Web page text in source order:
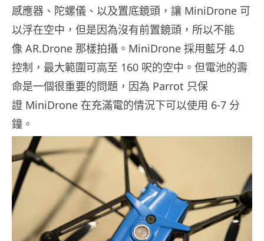
感應器、陀螺儀、以及置底鏡頭，讓 MiniDrone 可
以浮在空中，但是因為沒有前置鏡頭，所以不能
像 AR.Drone 那樣拍攝。MiniDrone 採用藍牙 4.0
控制，最大範圍可高至 160 呎的空中。但電池的壽
命是一個很重要的問題，因為 Parrot 只保
證 MiniDrone 在充滿電的情況下可以使用 6-7 分
鐘。